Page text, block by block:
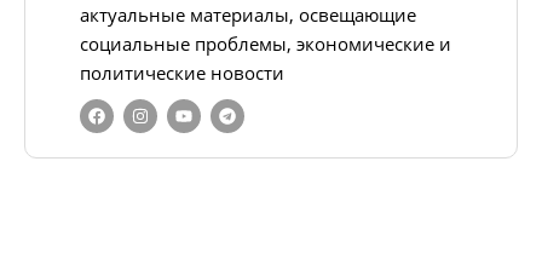
актуальные материалы, освещающие
социальные проблемы, экономические и
политические новости